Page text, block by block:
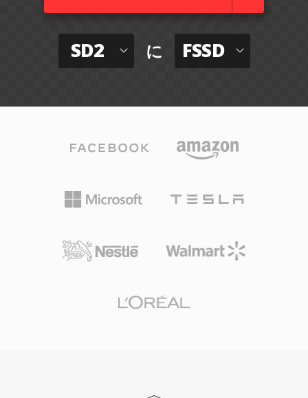
SD2 に FSSD